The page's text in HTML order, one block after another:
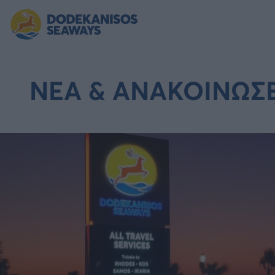
ΝΕΑ &